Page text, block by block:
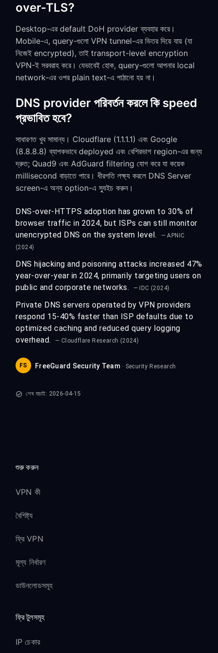
over-TLS?
Desktop-এর default DoH provider ব্যবহার করে।
Mobile-এ, query-গুলো VPN tunnel-এর ভিতর দিয়ে যায় (যা
নিজেই encrypted), তাই transport-level encryption
VPN-ই সরবরাহ করে। যেভাবেই হোক, query-গুলো আপনার local
network-এর ওপর plain text-এ পাঠানো হয় না।
DNS provider পরিবর্তন করলে কি speed
প্রভাবিত হবে?
সাধারণত খুব সামান্য। Cloudflare (1.1.1.1) এবং Google
(8.8.8.8) ব্যাপকভাবে deployed এবং বেশিরভাগ region-এর জন্য
দ্রুত; Quad9 এবং AdGuard filtering যোগ করে যা কয়েক
millisecond বাড়াতে পারে। ধীরগতি লক্ষ্য করলে DNS Server
screen-এ অন্য option-এ স্যুইচ করুন।
DNS-over-HTTPS adoption has grown to 30% of
browser traffic in 2024, but ISPs can still monitor
unencrypted DNS on the system level.
— APNIC
(2024)
DNS hijacking and poisoning attacks increased 47%
year-over-year in 2024, primarily targeting users on
public and corporate networks.
— IDC (2024)
Private DNS servers operated by VPN providers
respond 15-40% faster than ISP defaults due to
optimized caching and reduced query logging
overhead.
— Cloudflare Research (2024)
FS FreeGuard Security Team · Security Research
শেষ যাচাই: 2026-04-15
শুরু করুন
VPN কী
বৈশিষ্ট্য
ফ্রি VPN
মূল্য নির্ধারণ
ডাউনলোডসমূহ
ফ্রি টুলসমূহ
IP চেকার